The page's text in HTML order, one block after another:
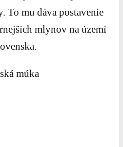
To mu dáva postavenie
mlynov na území